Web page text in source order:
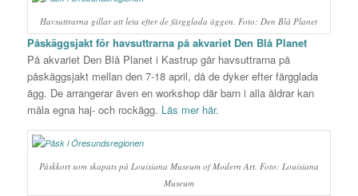
Havsuttrarna gillar att leta efter de färgglada äggen. Foto: Den Blå Planet
Påskäggsjakt för havsuttrarna på akvariet Den Blå Planet
På akvariet Den Blå Planet i Kastrup går havsuttrarna på
påskäggsjakt mellan den 7-18 april, då de dyker efter färgglada
ägg. De arrangerar även en workshop där barn i alla åldrar kan
måla egna haj- och rockägg. Läs mer här.
Påskkort som skapats på Louisiana Museum of Modern Art. Foto: Louisiana
Museum